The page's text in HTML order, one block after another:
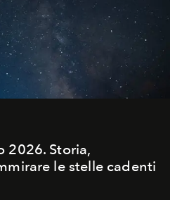
2026. Storia,
le stelle cadenti